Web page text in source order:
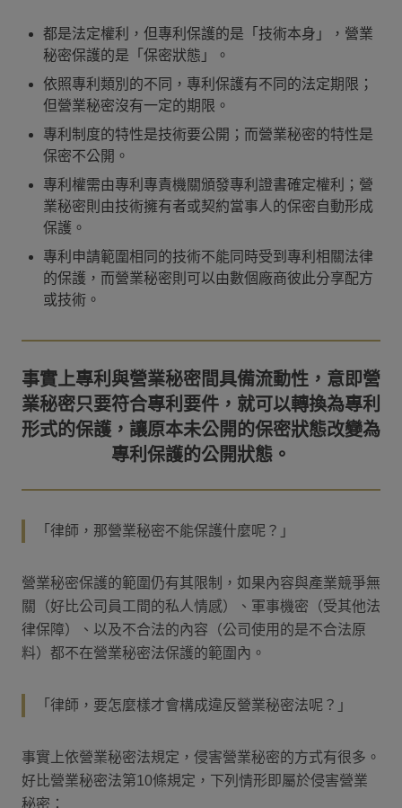
都是法定權利，但專利保護的是「技術本身」，營業
秘密保護的是「保密狀態」。
依照專利類別的不同，專利保護有不同的法定期限；
但營業秘密沒有一定的期限。
專利制度的特性是技術要公開；而營業秘密的特性是
保密不公開。
專利權需由專利專責機關頒發專利證書確定權利；營
業秘密則由技術擁有者或契約當事人的保密自動形成
保護。
專利申請範圍相同的技術不能同時受到專利相關法律
的保護，而營業秘密則可以由數個廠商彼此分享配方
或技術。
事實上專利與營業秘密間具備流動性，意即營
業秘密只要符合專利要件，就可以轉換為專利
形式的保護，讓原本未公開的保密狀態改變為
「律師，那營業秘密不能保護什麼呢？」
營業秘密保護的範圍仍有其限制，如果內容與產業競爭無
關（好比公司員工間的私人情感）、軍事機密（受其他法
律保障）、以及不合法的內容（公司使用的是不合法原
料）都不在營業秘密法保護的範圍內。
「律師，要怎麼樣才會構成違反營業秘密法呢？」
事實上依營業秘密法規定，侵害營業秘密的方式有很多。
好比營業秘密法第10條規定，下列情形即屬於侵害營業
秘密：